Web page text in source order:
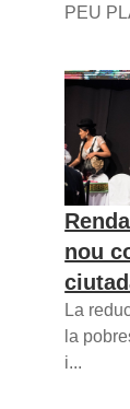
PEU
nou
La
la
i...